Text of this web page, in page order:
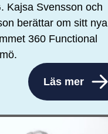
Kajsa Svensson och
berättar om sitt nya
360 Functional
Läs mer